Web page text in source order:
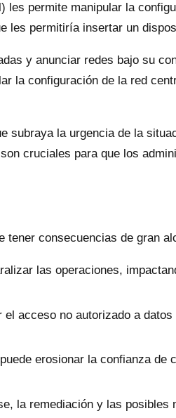
permite manipular la
les permitiría insertar un
y anunciar redes bajo su
la configuración de la red
la urgencia de la
cruciales para que los
tener consecuencias de gran
las operaciones,
acceso no autorizado a
erosionar la confianza
la remediación y las posibles